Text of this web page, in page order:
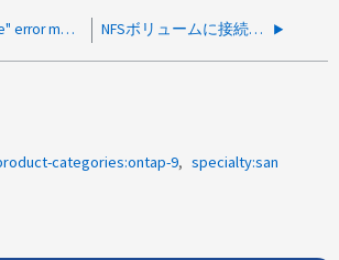
"File too large" error messages when maxdirsize limit is reached NFSボリュームに接続されたデータストアからファイルが欠落しています
categories:ontap-9 specialty:san